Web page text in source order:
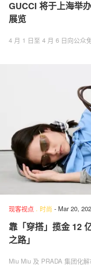
GUCCI 将于上海举
展览
4 月 1 日至 4 月 6 日向公众免
现客视点 . 时尚 - Mar 20,
靠「穿搭」揽金 12
之路」
Miu Miu 及 PRADA 集团化解